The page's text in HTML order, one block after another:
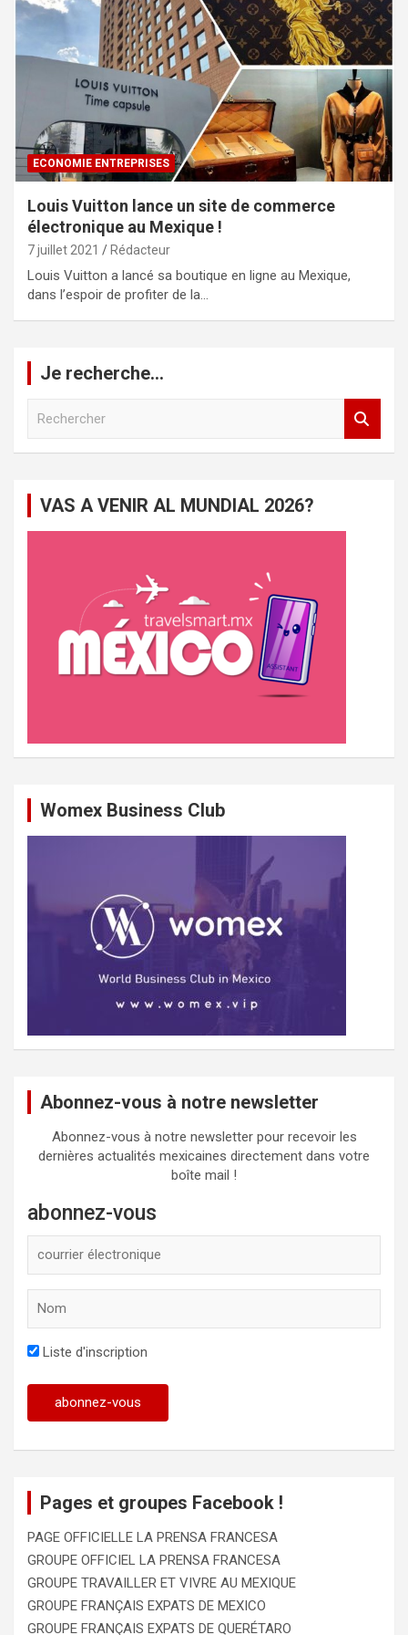
ECONOMIE ENTREPRISES
Louis Vuitton lance un site de commerce
électronique au Mexique !
7 juillet 2021 Rédacteur
Louis Vuitton a lancé sa boutique en ligne au Mexique,
dans l’espoir de profiter de la…
Je recherche…
c
VAS A VENIR AL MUNDIAL 2026?
Womex Business Club
Abonnez-vous à notre newsletter
Abonnez-vous à notre newsletter pour recevoir les
dernières actualités mexicaines directement dans votre
boîte mail !
abonnez-vous
Liste d'inscription
Pages et groupes Facebook !
PAGE OFFICIELLE LA PRENSA FRANCESA
GROUPE OFFICIEL LA PRENSA FRANCESA
GROUPE TRAVAILLER ET VIVRE AU MEXIQUE
GROUPE FRANÇAIS EXPATS DE MEXICO
GROUPE FRANÇAIS EXPATS DE QUERÉTARO